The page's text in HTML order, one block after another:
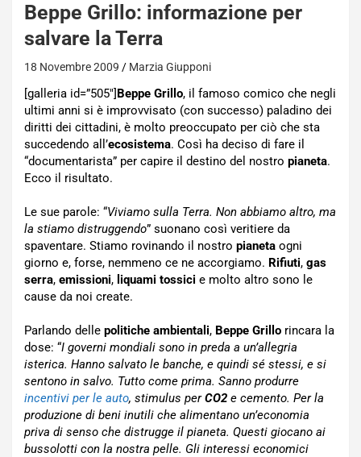
Beppe Grillo: informazione per
salvare la Terra
18 Novembre 2009 Marzia Giupponi
[galleria id=”505″]Beppe Grillo, il famoso comico che negli
ultimi anni si è improvvisato (con successo) paladino dei
diritti dei cittadini, è molto preoccupato per ciò che sta
succedendo all’ecosistema. Così ha deciso di fare il
“documentarista” per capire il destino del nostro pianeta.
Ecco il risultato.
Le sue parole: “Viviamo sulla Terra. Non abbiamo altro, ma
la stiamo distruggendo” suonano così veritiere da
spaventare. Stiamo rovinando il nostro pianeta ogni
giorno e, forse, nemmeno ce ne accorgiamo. Rifiuti, gas
serra, emissioni, liquami tossici e molto altro sono le
cause da noi create.
Parlando delle politiche ambientali, Beppe Grillo rincara la
dose: “I governi mondiali sono in preda a un’allegria
isterica. Hanno salvato le banche, e quindi sé stessi, e si
sentono in salvo. Tutto come prima. Sanno produrre
incentivi per le auto, stimulus perCO2 e cemento. Per la
produzione di beni inutili che alimentano un’economia
priva di senso che distrugge il pianeta. Questi giocano ai
bussolotti con la nostra pelle. Gli interessi economici